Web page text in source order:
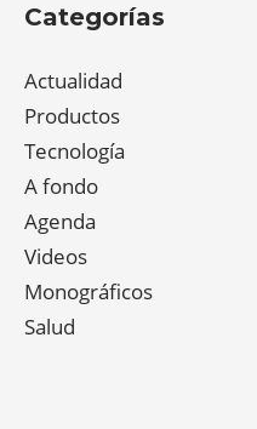
Categorías
Actualidad
Productos
Tecnología
A fondo
Agenda
Videos
Monográficos
Salud